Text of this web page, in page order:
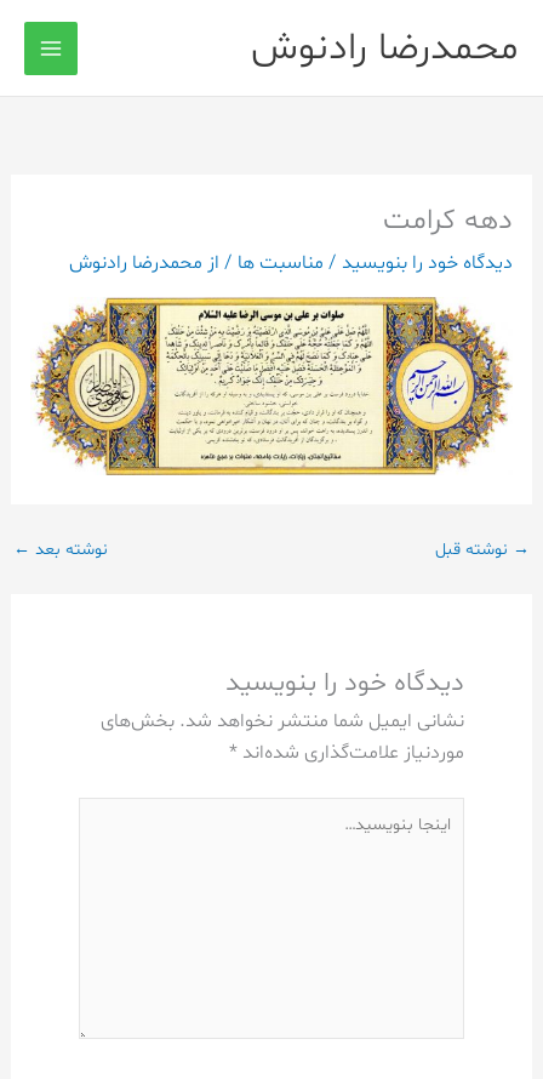
محمدرضا رادنوش
دهه کرامت
دیدگاه‌ خود را بنویسید / مناسبت ها / از محمدرضا رادنوش
→ نوشته قبل نوشته بعد ←
دیدگاه‌ خود را بنویسید
نشانی ایمیل شما منتشر نخواهد شد. بخش‌های
موردنیاز علامت‌گذاری شده‌اند *
اینجا